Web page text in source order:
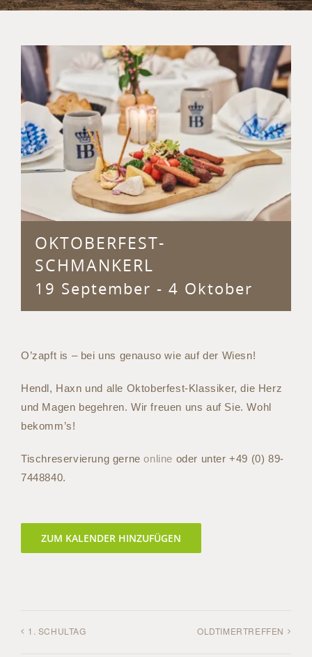
OKTOBERFEST-
SCHMANKERL
19 September - 4 Oktober
O’zapft is – bei uns genauso wie auf der Wiesn!
Hendl, Haxn und alle Oktoberfest-Klassiker, die Herz
und Magen begehren. Wir freuen uns auf Sie. Wohl
bekomm’s!
Tischreservierung gerneonline oder unter+49 (0) 89-
7448840.
ZUM KALENDER HINZUFÜGEN
1. SCHULTAG OLDTIMERTREFFEN